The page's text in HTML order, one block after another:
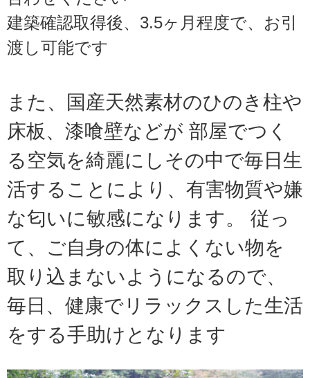
建築確認取得後、3.5ヶ月程度で、お引
渡し可能です
また、国産天然素材のひのき柱や
床板、漆喰壁などが 部屋でつく
る空気を綺麗にしその中で毎日生
活することにより、有害物質や嫌
な匂いに敏感になります。 従っ
て、ご自身の体によくない物を
取り込まないようになるので、
毎日、健康でリラックスした生活
をする手助けとなります